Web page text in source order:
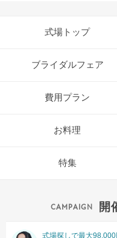
式場トップ
ブライダルフェア
費用プラン
お料理
特集
開
式場探しで最大